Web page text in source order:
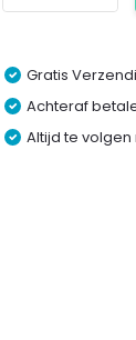
Gratis
Achteraf
Altijd te